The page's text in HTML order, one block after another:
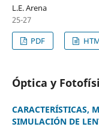
L.E. Arena
25-27
PDF
Óptica y
CARACTERÍSTICAS,
SIMULACIÓN DE